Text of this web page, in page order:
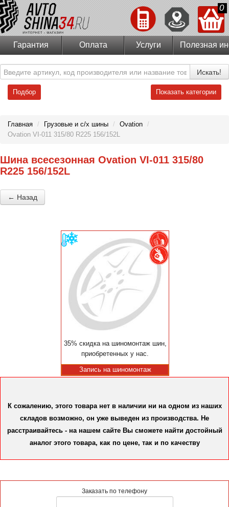
0
Гарантия Оплата Услуги Полезная
Искать!
Подбор Показать категории
Главная / Грузовые и с/х шины / Ovation /
Ovation VI-011 315/80 R225 156/152L
Шина всесезонная Ovation VI-011 315/80
R225 156/152L
← Назад
35% скидка на шиномонтаж шин,
приобретенных у нас.
Запись на шиномонтаж
К сожалению, этого товара нет в наличии ни на одном из наших
складов возможно, он уже выведен из производства. Не
расстраивайтесь - на нашем сайте Вы сможете найти достойный
аналог этого товара, как по цене, так и по качеству
Заказать по телефону